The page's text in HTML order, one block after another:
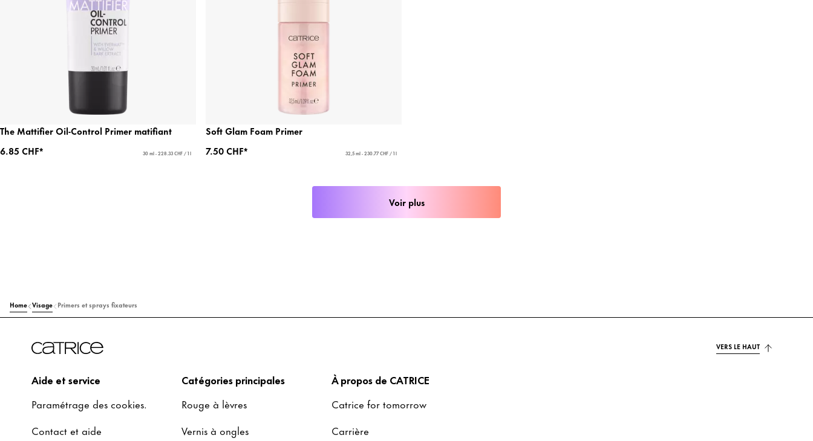
The Mattifier Oil-Control Primer matifiant
6.85 CHF*
30 ml - 228.33 CHF / 1 l
Soft Glam Foam Primer
7.50 CHF*
32,5 ml - 230.77 CHF / 1 l
Voir plus
Home Visage Primers et sprays fixateurs
VERS LE HAUT
Aide et service
Paramétrage des cookies.
Contact et aide
Catégories principales
Rouge à lèvres
Vernis à ongles
À propos de CATRICE
Catrice for tomorrow
Carrière